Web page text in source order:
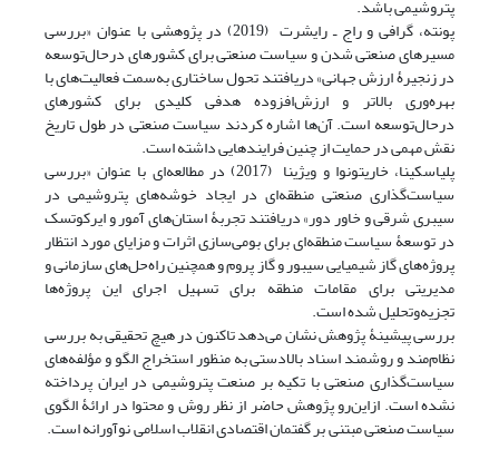
پتروشیمی باشد.
پونته، گرافی و راج ـ رایشرت (2019) در پژوهشی با عنوان «بررسی
مسیرهای صنعتی شدن و سیاست صنعتی برای کشورهای درحال‌توسعه
در زنجیرۀ ارزش جهانی» دریافتند تحول ساختاری به‌سمت فعالیت‌های با
بهره‌وری بالاتر و ارزش‌افزوده هدفی کلیدی برای کشورهای
درحال‌توسعه است. آن‌ها اشاره کردند سیاست صنعتی در طول تاریخ
نقش مهمی در حمایت از چنین فرایندهایی داشته است.
پلیاسکینا، خاریتونوا و ویژینا (2017) در مطالعه‌ای با عنوان «بررسی
سیاست‌گذاری صنعتی منطقه‌ای در ایجاد خوشه‌های پتروشیمی در
سیبری شرقی و خاور دور» دریافتند تجربۀ استان‌های آمور و ایرکوتسک
در توسعۀ سیاست منطقه‌ای برای بومی‌سازی اثرات و مزایای مورد انتظار
پروژه‌های گاز شیمیایی سیبور و گاز پروم و همچنین راه‌حل‌های سازمانی و
مدیریتی برای مقامات منطقه برای تسهیل اجرای این پروژه‌ها
تجزیه‌وتحلیل شده است.
بررسی پیشینۀ پژوهش نشان می‌دهد تاکنون در هیچ تحقیقی به بررسی
نظام‌مند و روشمند اسناد بالادستی به منظور استخراج الگو و مؤلفه‌های
سیاست‌گذاری صنعتی با تکیه ‌بر صنعت پتروشیمی در ایران پرداخته
نشده است. ازاین‌رو پژوهش حاضر از نظر روش و محتوا در ارائۀ الگوی
سیاست صنعتی مبتنی بر گفتمان اقتصادی انقلاب اسلامی نوآورانه است.